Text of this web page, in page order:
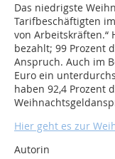
Das niedrigste
Tarifbeschäftigten
von Arbeitskräften.“
bezahlt; 99 Prozent
Anspruch. Auch im
Euro ein
haben 92,4 Prozent
Hier geht es zur
Autorin